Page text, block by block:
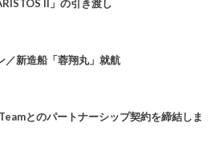
II」の引き渡し
／新造船「蓉翔丸」就航
とのパートナーシップ契約を締結しま